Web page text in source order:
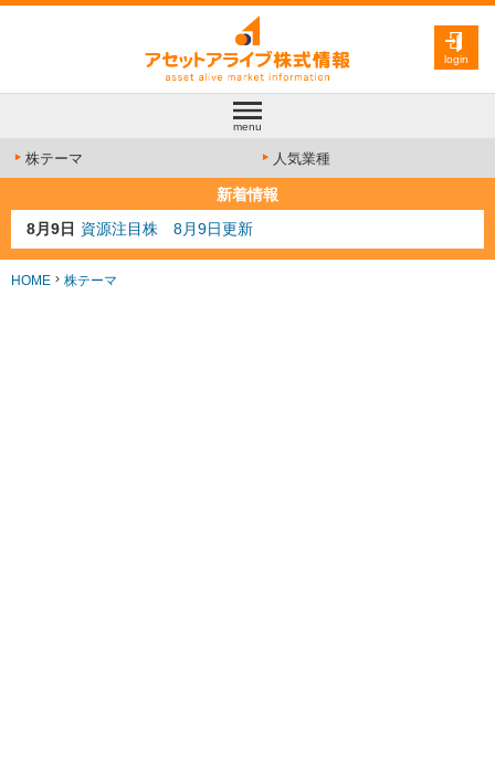
login
menu
株テーマ 人気業種
新着情報
8月9日 資源注目株 8月9日更新
8月4日 AI注目株 8月4日更新
8月3日 人気業種注目株 8月3日更新
HOME 株テーマ